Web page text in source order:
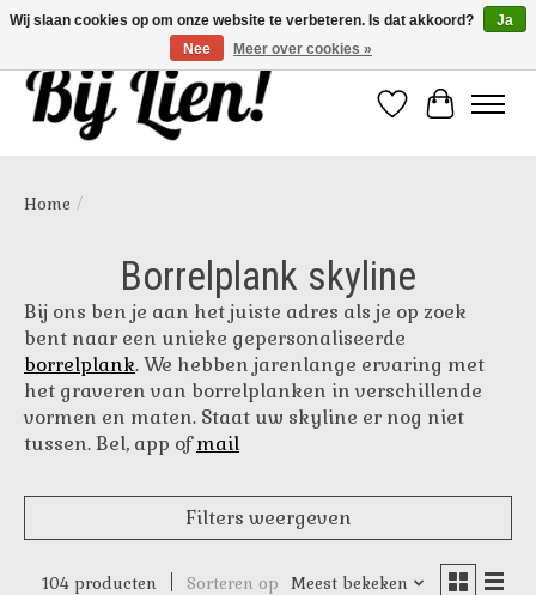
Verlanglijst
Home /
Borrelplank skyline
Bij ons ben je aan het juiste adres als je op zoek
bent naar een unieke gepersonaliseerde
borrelplank. We hebben jarenlange ervaring met
het graveren van borrelplanken in verschillende
vormen en maten. Staat uw skyline er nog niet
tussen. Bel, app ofmail
Filters weergeven
104 producten Sorteren op Meest bekeken
Wij slaan cookies op om onze website te verbeteren. Is dat akkoord?
Ja
Nee
Meer over cookies »